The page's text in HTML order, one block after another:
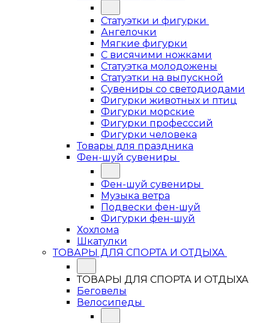
Статуэтки и фигурки
Ангелочки
Мягкие фигурки
С висячими ножками
Статуэтка молодожены
Статуэтки на выпускной
Сувениры со светодиодами
Фигурки животных и птиц
Фигурки морские
Фигурки професссий
Фигурки человека
Товары для праздника
Фен-шуй сувениры
Фен-шуй сувениры
Музыка ветра
Подвески фен-шуй
Фигурки фен-шуй
Хохлома
Шкатулки
ТОВАРЫ ДЛЯ СПОРТА И ОТДЫХА
ТОВАРЫ ДЛЯ СПОРТА И ОТДЫХА
Беговелы
Велосипеды